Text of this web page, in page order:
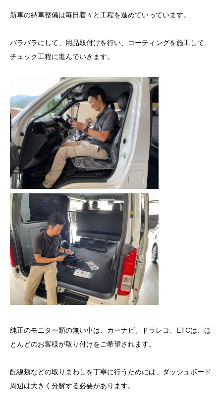
新車の納車整備は毎日着々と工程を進めていっています。
バラバラにして、用品取付けを行い、コーティングを施工して、
チェック工程に進んでいきます。
純正のモニター類の無い車は、カーナビ、ドラレコ、ETCは、ほ
とんどのお客様が取り付けをご希望されます。
配線類などの取りまわしを丁寧に行うためには、ダッシュボード
周辺は大きく分解する必要があります。